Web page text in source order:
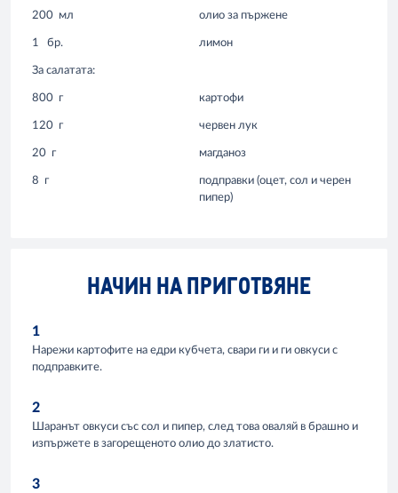
200 мл олио за пържене
1 бр. лимон
За салатата:
800 г картофи
120 г червен лук
20 г магданоз
8 г
подправки (оцет, сол и черен
пипер)
НАЧИН НА ПРИГОТВЯНЕ
1
Нарежи картофите на едри кубчета, свари ги и ги овкуси с
подправките.
2
Шаранът овкуси със сол и пипер, след това оваляй в брашно и
изпържете в загорещеното олио до златисто.
3